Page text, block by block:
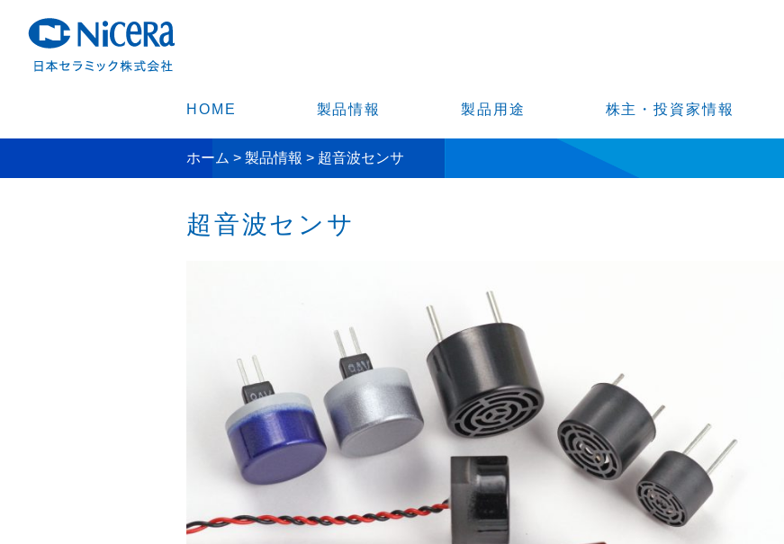
HOME 製品情報 製品用途 株主・投資家情報
ホーム > 製品情報 > 超音波センサ
超音波センサ